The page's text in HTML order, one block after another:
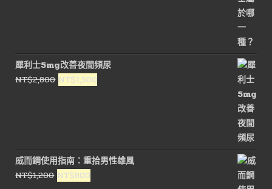
犀利士5mg改善夜間頻尿
NT$2,800 原
NT$1,500
威而鋼使用指南：重拾男性雄風
NT$1,200 原
NT$800